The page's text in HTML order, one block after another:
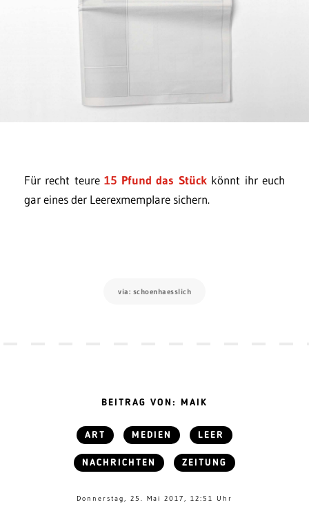
Für recht teure15 Pfund das Stückkönnt ihr euch
gar eines der Leerexmemplare sichern.
via: schoenhaesslich
BEITRAG VON: MAIK
ART MEDIEN LEER
NACHRICHTEN ZEITUNG
Donnerstag, 25. Mai 2017, 12:51 Uhr